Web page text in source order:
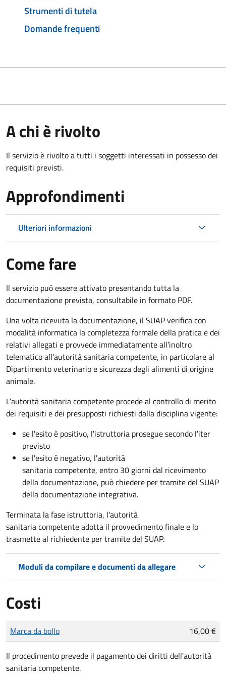
Strumenti di tutela
Domande frequenti
A chi è rivolto
Il servizio è rivolto a tutti i soggetti interessati in possesso dei
requisiti previsti.
Approfondimenti
Ulteriori informazioni
Come fare
Il servizio può essere attivato presentando tutta la
documentazione prevista, consultabile in formato PDF.
Una volta ricevuta la documentazione, il SUAP verifica con
modalità informatica la completezza formale della pratica e dei
relativi allegati e provvede immediatamente all’inoltro
telematico all'autorità sanitaria competente, in particolare al
Dipartimento veterinario e sicurezza degli alimenti di origine
animale.
L’autorità sanitaria competente procede al controllo di merito
dei requisiti e dei presupposti richiesti dalla disciplina vigente:
se l'esito è positivo, l'istruttoria prosegue secondo l'iter
previsto
se l'esito è negativo, l'autorità
sanitaria competente, entro 30 giorni dal ricevimento
della documentazione, può chiedere per tramite del SUAP
della documentazione integrativa.
Terminata la fase istruttoria, l'autorità
sanitaria competente adotta il provvedimento finale e lo
trasmette al richiedente per tramite del SUAP.
Moduli da compilare e documenti da allegare
Costi
Tipo di pagamento
Importo
Marca da bollo 16,00 €
Il procedimento prevede il pagamento dei diritti dell'autorità
sanitaria competente.